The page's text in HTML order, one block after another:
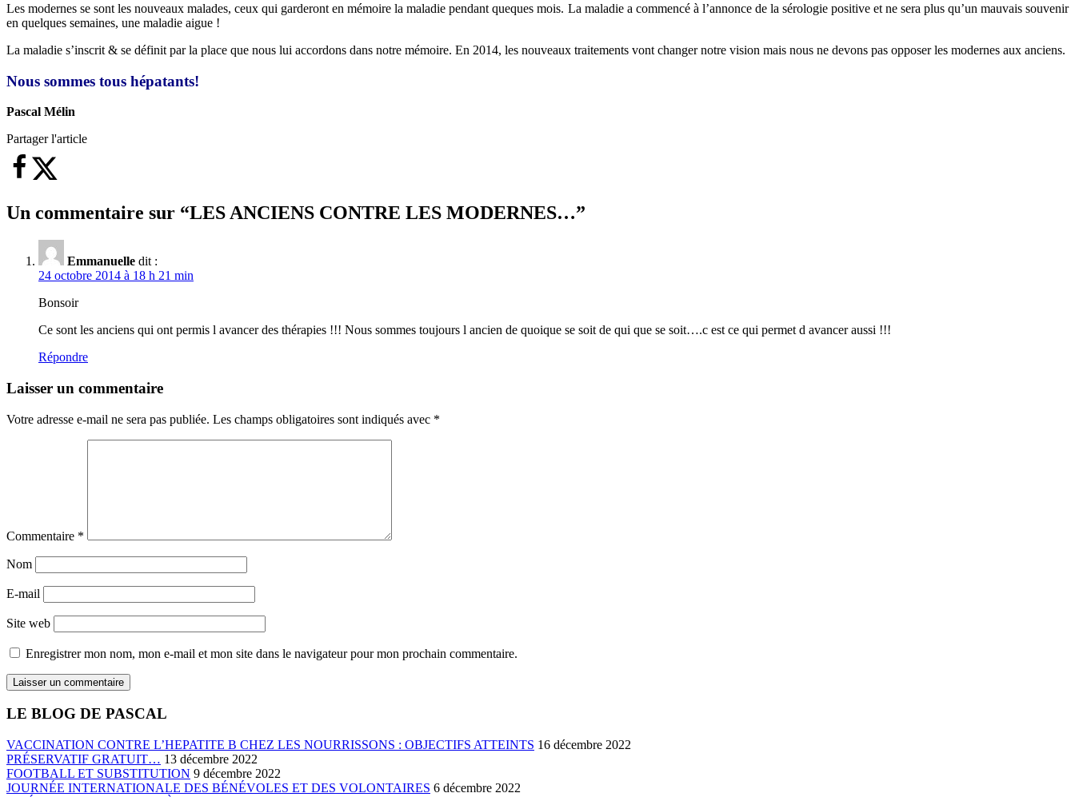
Les modernes se sont les nouveaux malades, ceux qui garderont en mémoire la maladie pendant queques mois. La maladie a commencé à l’annonce de la sérologie positive et ne sera plus qu’un mauvais souvenir
en quelques semaines, une maladie aigue !
La maladie s’inscrit & se définit par la place que nous lui accordons dans notre mémoire. En 2014, les nouveaux traitements vont changer notre vision mais nous ne devons pas opposer les modernes aux anciens.
Nous sommes tous hépatants!
Pascal Mélin
Partager l'article
Un commentaire sur “LES ANCIENS CONTRE LES MODERNES…”
Emmanuelle dit :
24 octobre 2014 à 18 h 21 min
Bonsoir
Ce sont les anciens qui ont permis l avancer des thérapies !!! Nous sommes toujours l ancien de quoique se soit de qui que se soit….c est ce qui permet d avancer aussi !!!
Répondre
Laisser un commentaire
Votre adresse e-mail ne sera pas publiée. Les champs obligatoires sont indiqués avec *
Commentaire *
Nom
E-mail
Site web
Enregistrer mon nom, mon e-mail et mon site dans le navigateur pour mon prochain commentaire.
LE BLOG DE PASCAL
VACCINATION CONTRE L’HEPATITE B CHEZ LES NOURRISSONS : OBJECTIFS ATTEINTS 16 décembre 2022
PRÉSERVATIF GRATUIT… 13 décembre 2022
FOOTBALL ET SUBSTITUTION 9 décembre 2022
JOURNÉE INTERNATIONALE DES BÉNÉVOLES ET DES VOLONTAIRES 6 décembre 2022